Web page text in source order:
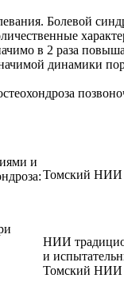
Болевой
в 2 раза
динамики
и
Томский НИИ
НИИ
и
Томский